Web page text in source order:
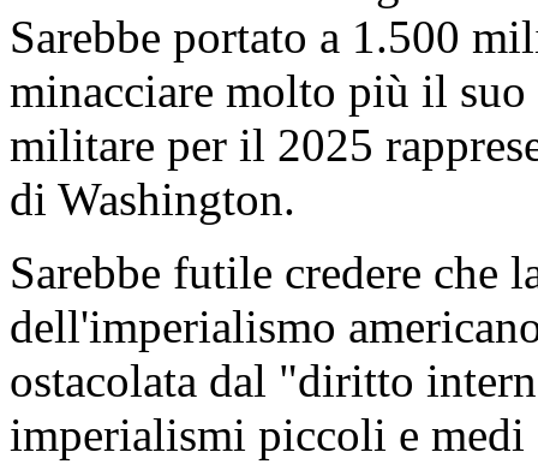
Sarebbe portato a 1.500
minacciare molto più il
militare per il 2025
di Washington.
Sarebbe futile credere che
dell'imperialismo
ostacolata dal "diritto
imperialismi piccoli e medi